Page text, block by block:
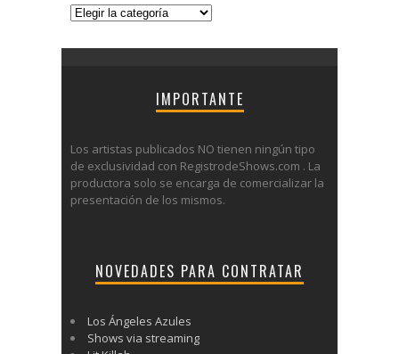
Categorías
IMPORTANTE
Los artistas publicados NO tienen ningún tipo
de exclusividad con RegistrodeShows.com . La
productora solo se encarga de comercializar la
presentación de los mismos.
NOVEDADES PARA CONTRATAR
Los Ángeles Azules
Shows via streaming